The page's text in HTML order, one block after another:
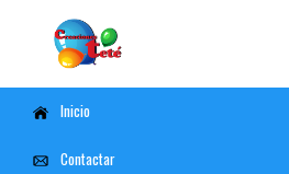
Inicio
Contactar